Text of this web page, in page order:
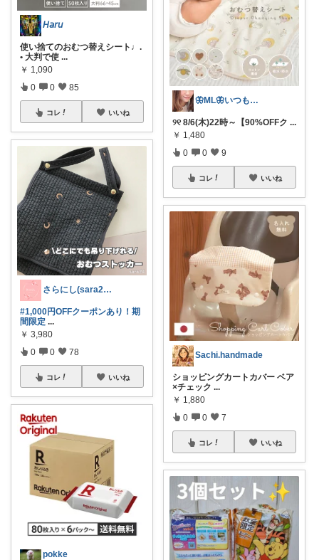
𝘏𝘢𝘳𝘶
使い捨てのおむつ替えシート♩.
• 大判で使 ...
￥ 1,090
0 0 85
コレ いいね
さらにし(sara24)🌸
#1,000円OFFクーポンあり！期
間限定 ...
￥ 3,980
0 0 78
コレ いいね
pokke
🦋ML🦋いつもありがとう💓
୨୧ 8/6(木)22時～【90%OFFク ...
￥ 1,480
0 0 9
コレ いいね
Sachi.handmade
ショッピングカートカバー ベア
×チェック ...
￥ 1,880
0 0 7
コレ いいね